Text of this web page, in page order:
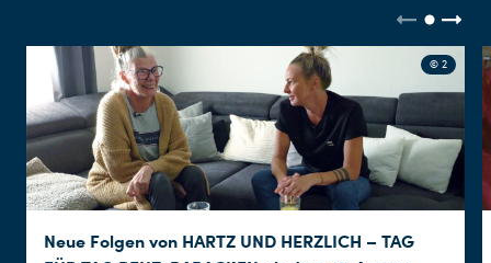
© 2
Neue Folgen von HARTZ UND HERZLICH – TAG